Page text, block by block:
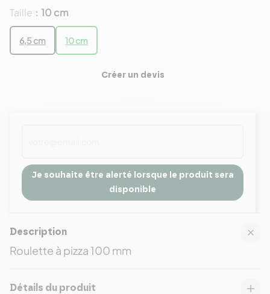
Taille : 10 cm
6,5 cm 10 cm
Créer un devis
Je souhaite être alerté lorsque le produit sera
disponible
Description
Roulette à pizza 100 mm
Détails du produit